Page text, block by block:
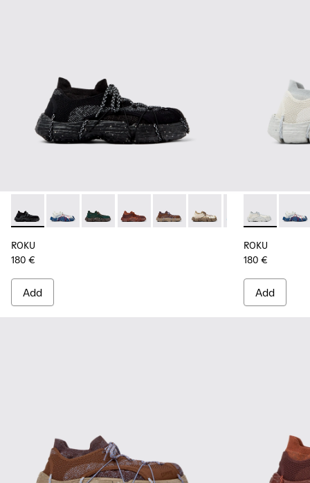
ROKU - K100953-001 - Multicolor Textile Sneakers for Men.
ROKU - K100953-014 - Multicolor Textile Sneakers
ROKU - K100953-012 - Green Sneaker for Men
ROKU - K100953-010 - Burgundy
ROKU - K100953-009 -
ROKU - K100953-008 -
ROKU -ROKU -
ROKU
180 €
Add
ROKU -
ROKU
180 €
Add